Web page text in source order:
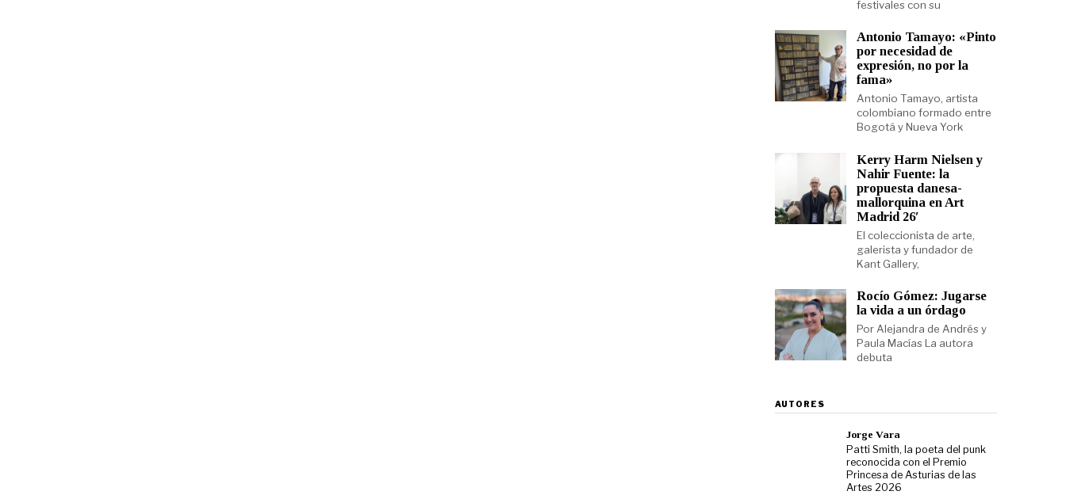
festivales con su
Antonio Tamayo: «Pinto
por necesidad de
expresión, no por la
fama»
Antonio Tamayo, artista
colombiano formado entre
Bogotá y Nueva York
Kerry Harm Nielsen y
Nahir Fuente: la
propuesta danesa-
mallorquina en Art
Madrid 26′
El coleccionista de arte,
galerista y fundador de
Kant Gallery,
Rocío Gómez: Jugarse
la vida a un órdago
Por Alejandra de Andrés y
Paula Macías La autora
debuta
AUTORES
Jorge Vara
Patti Smith, la poeta del punk
reconocida con el Premio
Princesa de Asturias de las
Artes 2026